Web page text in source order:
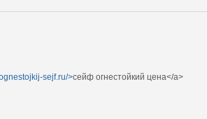
sejf.ru/>сейф огнестойкий цена</a>